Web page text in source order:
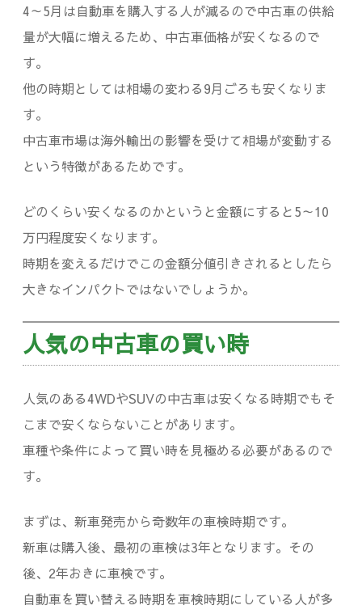
4～5月は自動車を購入する人が減るので中古車の供給
量が大幅に増えるため、中古車価格が安くなるので
す。
他の時期としては相場の変わる9月ごろも安くなりま
す。
中古車市場は海外輸出の影響を受けて相場が変動する
という特徴があるためです。
どのくらい安くなるのかというと金額にすると5～10
万円程度安くなります。
時期を変えるだけでこの金額分値引きされるとしたら
大きなインパクトではないでしょうか。
人気の中古車の買い時
人気のある4WDやSUVの中古車は安くなる時期でもそ
こまで安くならないことがあります。
車種や条件によって買い時を見極める必要があるので
す。
まずは、新車発売から奇数年の車検時期です。
新車は購入後、最初の車検は3年となります。その
後、2年おきに車検です。
自動車を買い替える時期を車検時期にしている人が多